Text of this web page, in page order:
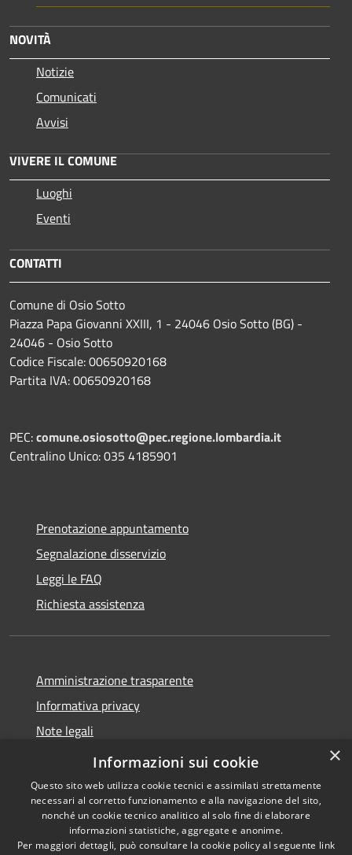
NOVITÀ
Notizie
Comunicati
Avvisi
VIVERE IL COMUNE
Luoghi
Eventi
CONTATTI
Comune di Osio Sotto
Piazza Papa Giovanni XXIII, 1 - 24046 Osio Sotto (BG) -
24046 - Osio Sotto
Codice Fiscale: 00650920168
Partita IVA: 00650920168
PEC:comune.osiosotto@pec.regione.lombardia.it
Centralino Unico: 035 4185901
Prenotazione appuntamento
Segnalazione disservizio
Leggi le FAQ
Richiesta assistenza
Amministrazione trasparente
Informativa privacy
Note legali
Dichiarazione di accessibilità 2025
Copyright © 2026 • Comune di
×
Informazioni sui cookie
Questo sito web utilizza cookie tecnici e assimilati strettamente
necessari al corretto funzionamento e alla navigazione del sito,
nonché un cookie tecnico analitico al solo fine di elaborare
informazioni statistiche, aggregate e anonime.
Per maggiori dettagli, può consultare la cookie policy al seguente link